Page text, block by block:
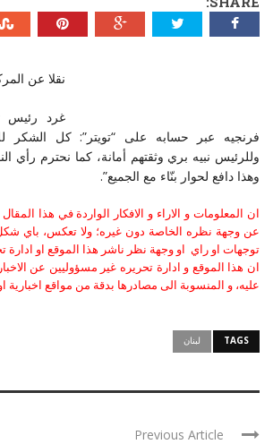
نقلا عن
غرد رئيس
فرنجيه عبر حسابه على “تويتر”: كل الشكر
وللرئيس نبيه بري وثقتهم أمانة، كما نحترم رأي
وهذا دافع لحوار بنّاء مع الجميع”.
ان المعلومات و الاراء و الافكار الواردة في هذا
عن وجهة نظره الخاصة دون غيره؛ ولا تعكس، باي
توجهات او راي او وجهة نظر ناشر هذا الموقع او ادارة
ان هذا الموقع و ادارة تحريره غير مسؤوليين عن
عليه، و المنسوبة الى مصادرها بدقة من مواقع اخبارية او
TAGS لبنان
Previous Article